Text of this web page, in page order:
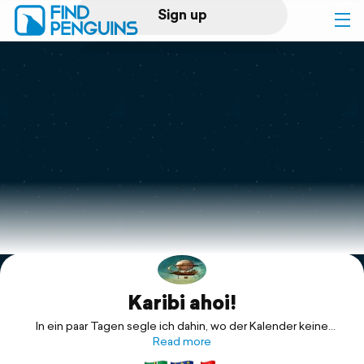
Sign up
Log in
Print a book
Flyover video
Explore
Karibi ahoi!
In ein paar Tagen segle ich dahin, wo der Kalender keine
Termine mehr kennt.
Ich freue mich auf genau die Art von Freiheit, die man nicht
Read more